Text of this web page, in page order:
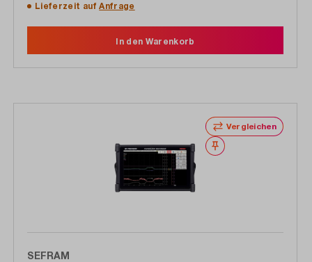
Lieferzeit aufAnfrage
In den Warenkorb
Vergleichen
Merken
SEFRAM